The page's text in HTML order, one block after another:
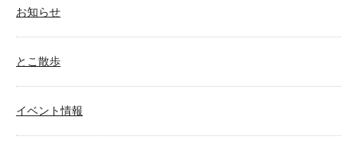
お知らせ
とこ散歩
イベント情報